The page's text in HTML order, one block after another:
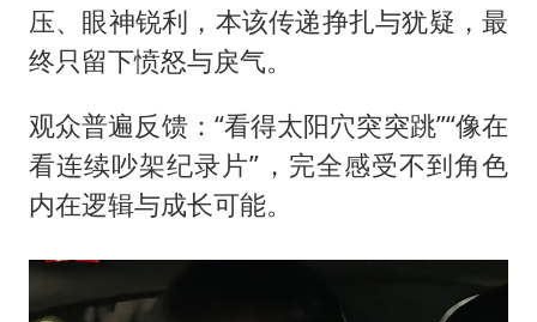
压、眼神锐利，本该传递挣扎与犹疑，最
终只留下愤怒与戾气。
观众普遍反馈：“看得太阳穴突突跳”“像在
看连续吵架纪录片”，完全感受不到角色
内在逻辑与成长可能。